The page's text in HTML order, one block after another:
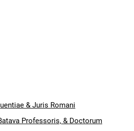
& Juris Romani
Professoris, & Doctorum